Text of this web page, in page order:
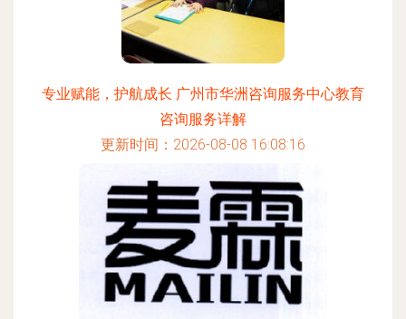
专业赋能，护航成长 广州市华洲咨询服务中心教育
咨询服务详解
更新时间：2026-08-08 16:08:16